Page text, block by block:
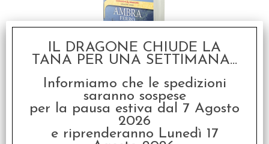
Dragonlance - Il
Discepolo dell'Oscurità
Vol.2 - Ambra e Ferro
€16,00
IL DRAGONE CHIUDE LA
TANA PER UNA SETTIMANA...
Informiamo che le spedizioni
saranno sospese
per la pausa estiva dal 7 Agosto
2026
e riprenderanno Lunedì 17